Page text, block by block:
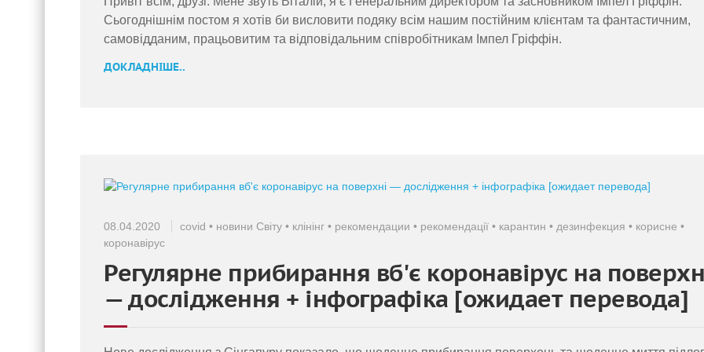
Сьогоднішнім постом я хотів би висловити подяку всім нашим постійним клієнтам та фантастичним,
самовідданим, працьовитим та відповідальним співробітникам Імпел Гріффін.
ДОКЛАДНІШЕ..
08.04.2020 covid • новини Світу • клінінг • рекомендации • рекомендації • карантин • дезинфекция • корисне •
коронавірус
Регулярне прибирання вб'є коронавірус на
— дослідження + інфографіка [ожидает перевода]